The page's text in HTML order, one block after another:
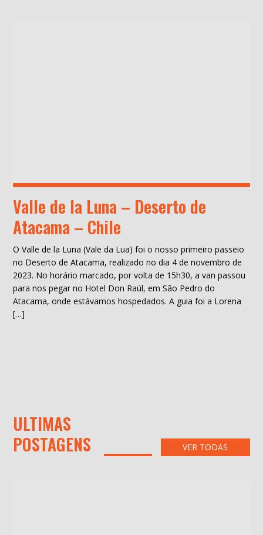
Valle de la Luna – Deserto de
Atacama – Chile
O Valle de la Luna (Vale da Lua) foi o nosso primeiro passeio
no Deserto de Atacama, realizado no dia 4 de novembro de
2023. No horário marcado, por volta de 15h30, a van passou
para nos pegar no Hotel Don Raúl, em São Pedro do
Atacama, onde estávamos hospedados. A guia foi a Lorena
[…]
ULTIMAS
POSTAGENS
VER TODAS